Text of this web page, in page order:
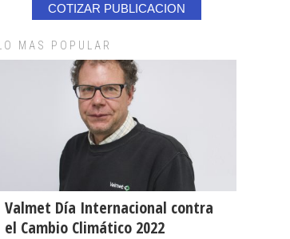
COTIZAR PUBLICACION
LO MAS POPULAR
Valmet Día Internacional contra
el Cambio Climático 2022